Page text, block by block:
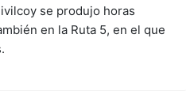
se produjo horas
en la Ruta 5, en el que